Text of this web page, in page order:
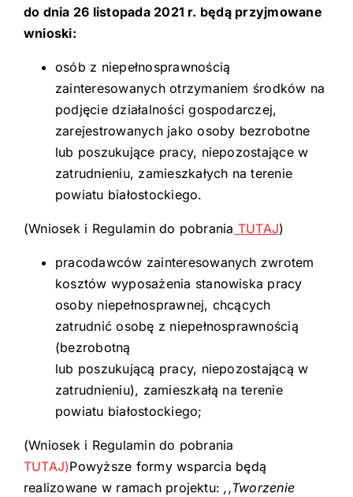
do dnia 26 listopada 2021 r. będą przyjmowane
wnioski:
osób z niepełnosprawnością
zainteresowanych otrzymaniem środków na
podjęcie działalności gospodarczej,
zarejestrowanych jako osoby bezrobotne
lub poszukujące pracy, niepozostające w
zatrudnieniu, zamieszkałych na terenie
powiatu białostockiego.
(Wniosek i Regulamin do pobrania TUTAJ)
pracodawców zainteresowanych zwrotem
kosztów wyposażenia stanowiska pracy
osoby niepełnosprawnej, chcących
zatrudnić osobę z niepełnosprawnością
(bezrobotną
lub poszukującą pracy, niepozostającą w
zatrudnieniu), zamieszkałą na terenie
powiatu białostockiego;
(Wniosek i Regulamin do pobrania
TUTAJ)Powyższe formy wsparcia będą
realizowane w ramach projektu:,,Tworzenie